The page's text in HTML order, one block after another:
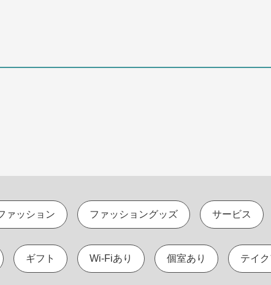
ァッション ファッショングッズ サービス
ギフト Wi-Fiあり 個室あり テイ